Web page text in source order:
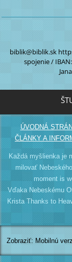
biblik@biblik.sk
spojenie / IBAN:
ÚVODNÁ
ČLÁNKY A
Každá myšlienka je
milovať
moment is
Vďaka Nebeskému
Krista Thanks to
Zobraziť: Mobilnú